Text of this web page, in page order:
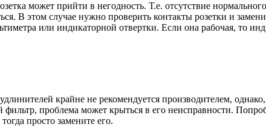
может прийти в негодность. Т.е. отсутствие
В этом случае нужно проверить контакты розетки и
или индикаторной отвертки. Если она рабочая, то
крайне не рекомендуется производителем,
фильтр, проблема может крыться в его неисправности.
просто замените его.